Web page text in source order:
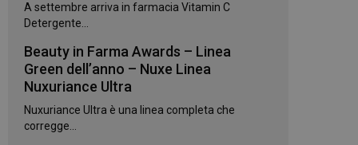
A settembre arriva in farmacia Vitamin C
Detergente...
Beauty in Farma Awards – Linea
Green dell’anno – Nuxe Linea
Nuxuriance Ultra
Nuxuriance Ultra è una linea completa che
corregge...
il sito, ma un
di accesso per un
Universal
del
da
per distinguere
in modo
È incluso in ogni
per calcolare i
per i rapporti di